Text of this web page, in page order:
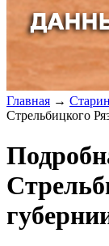
Главная →
Стрельбицкого